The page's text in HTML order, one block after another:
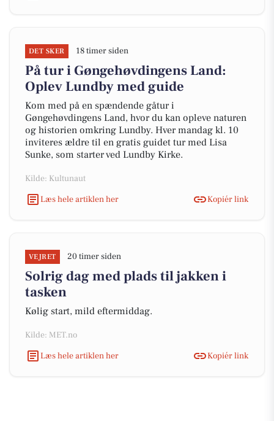
DET SKER 18 timer siden
På tur i Gøngehøvdingens Land:
Oplev Lundby med guide
Kom med på en spændende gåtur i
Gøngehøvdingens Land, hvor du kan opleve naturen
og historien omkring Lundby. Hver mandag kl. 10
inviteres ældre til en gratis guidet tur med Lisa
Sunke, som starter ved Lundby Kirke.
Kilde: Kultunaut
Læs hele artiklen her
Kopiér link
VEJRET 20 timer siden
Solrig dag med plads til jakken i
tasken
Kølig start, mild eftermiddag.
Kilde: MET.no
Læs hele artiklen her
Kopiér link